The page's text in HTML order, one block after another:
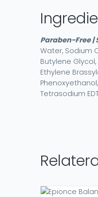
Paraben-Free |
Water, Sodium
Butylene
Ethylene
Tetrasodium